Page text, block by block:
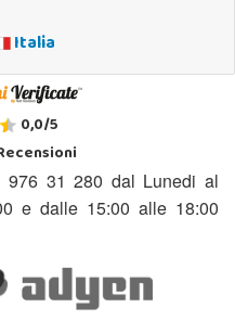
Italia
0,0/5
976 31 280 dal Lunedi al
e dalle 15:00 alle 18:00